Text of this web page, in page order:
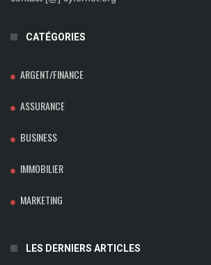
CATÉGORIES
ARGENT/FINANCE
ASSURANCE
BUSINESS
IMMOBILIER
MARKETING
LES DERNIERS ARTICLES